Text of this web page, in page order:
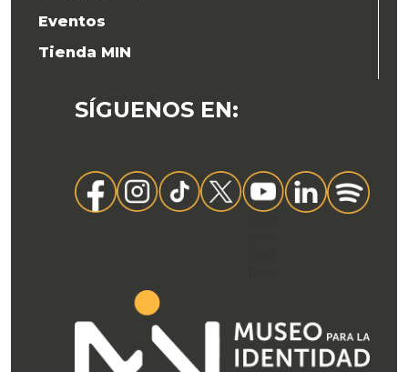
Eventos
Tienda MIN
SÍGUENOS EN: